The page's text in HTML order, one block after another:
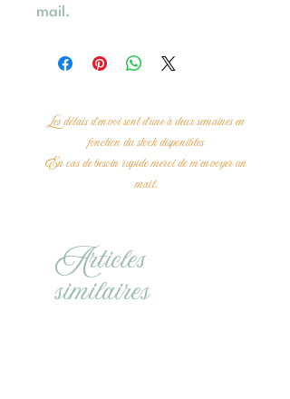
mail.
Les délais d'envoi sont d'une à deux semaines en
fonction du stock disponibles
En cas de besoin rapide merci de m'envoyer un
mail.
Articles
similaires